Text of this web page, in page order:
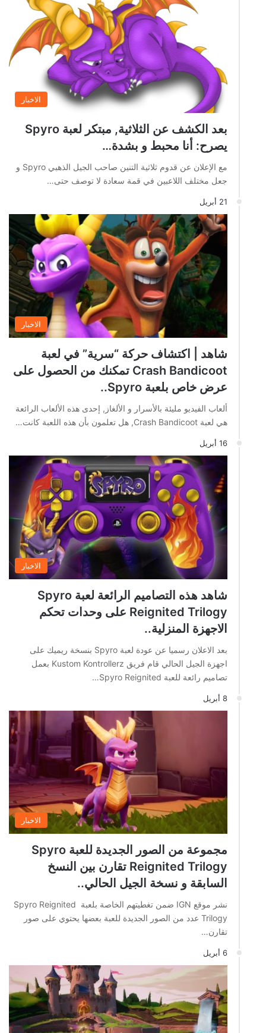
الاخبار
بعد الكشف عن الثلاثية, مبتكر لعبة Spyro
يصرح: أنا محبط و بشدة…
مع الإعلان عن قدوم ثلاثية التنين صاحب الجيل الذهبي Spyro و
جعل مختلف اللاعبين في قمة سعادة لا توصف حتى…
21 أبريل
الاخبار
شاهد | اكتشاف حركة “سرية” في لعبة
Crash Bandicoot تمكنك من الحصول على
عرض خاص بلعبة Spyro..
ألعاب الفيديو مليئة بالأسرار و الألغاز, إحدى هذه الألعاب الرائعة
هي لعبة Crash Bandicoot, هل تعلمون بأن هذه اللعبة كانت…
16 أبريل
الاخبار
شاهد هذه التصاميم الرائعة لعبة Spyro
Reignited Trilogy على وحدات تحكم
الاجهزة المنزلية..
بعد الاعلان رسميا عن عودة لعبة Spyro بنسخة ريميك على
اجهزة الجيل الحالي قام فريق Kustom Kontrollerz بعمل
تصاميم رائعة للعبة Spyro Reignited…
8 أبريل
الاخبار
مجموعة من الصور الجديدة للعبة Spyro
Reignited Trilogy تقارن بين النسخ
السابقة و نسخة الجيل الحالي..
نشر موقع IGN ضمن تغطيتهم الخاصة بلعبة Spyro Reignited
Trilogy عدد من الصور الجديدة للعبة بعضها يحتوي على صور
تقارن…
6 أبريل